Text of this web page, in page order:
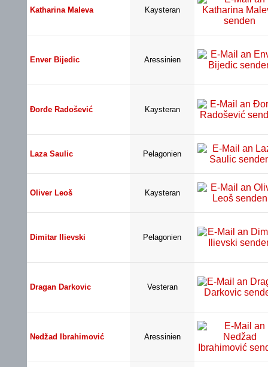
Katharina Maleva Kaysteran
Enver Bijedic Aressinien
Đorđe Radošević Kaysteran
Laza Saulic Pelagonien
Oliver Leoš Kaysteran
Dimitar Ilievski Pelagonien
Dragan Darkovic Vesteran
Nedžad Ibrahimović Aressinien